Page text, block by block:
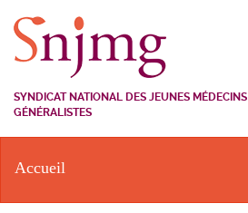
SYNDICAT NATIONAL DES JEUNES MÉDECINS
GÉNÉRALISTES
Accueil